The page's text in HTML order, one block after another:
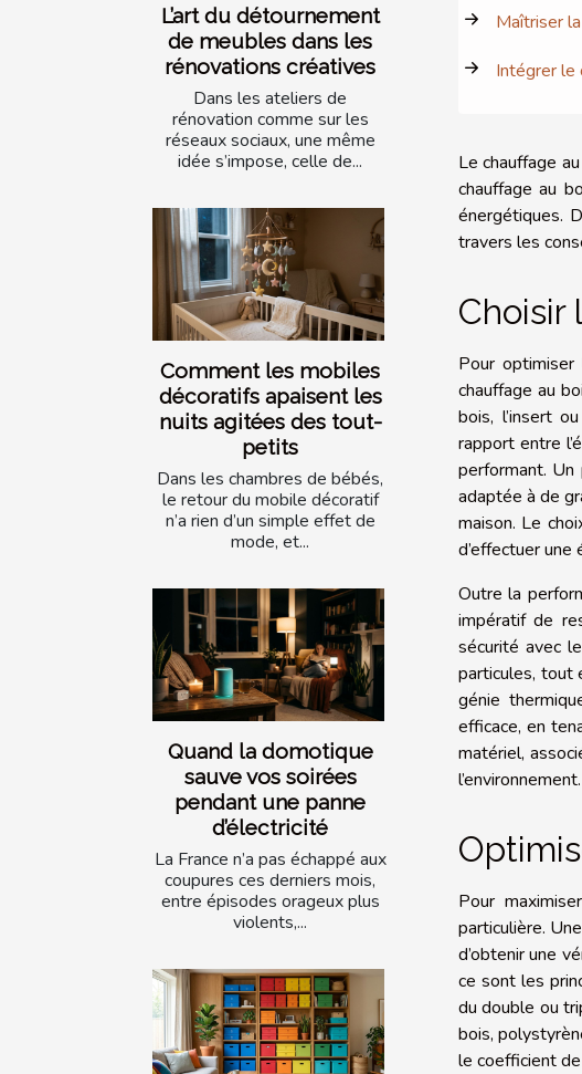
L’art du détournement
de meubles dans les
rénovations créatives
Dans les ateliers de
rénovation comme sur les
réseaux sociaux, une même
idée s’impose, celle de...
Comment les mobiles
décoratifs apaisent les
nuits agitées des tout-
petits
Dans les chambres de bébés,
le retour du mobile décoratif
n’a rien d’un simple effet de
mode, et...
Quand la domotique
sauve vos soirées
pendant une panne
d’électricité
La France n’a pas échappé aux
coupures ces derniers mois,
entre épisodes orageux plus
violents,...
Maîtriser
Intégrer le
Le chauffage
chauffage au
énergétiques.
travers les
Choisir
Pour
chauffage au
bois, l’insert
rapport entre
performant.
adaptée à de
maison. Le
d’effectuer une
Outre la
impératif de
sécurité avec
particules, tout
génie
efficace, en
matériel,
l’environnement.
Pour
particulière.
d’obtenir une
ce sont les
du double ou
bois,
le coefficient